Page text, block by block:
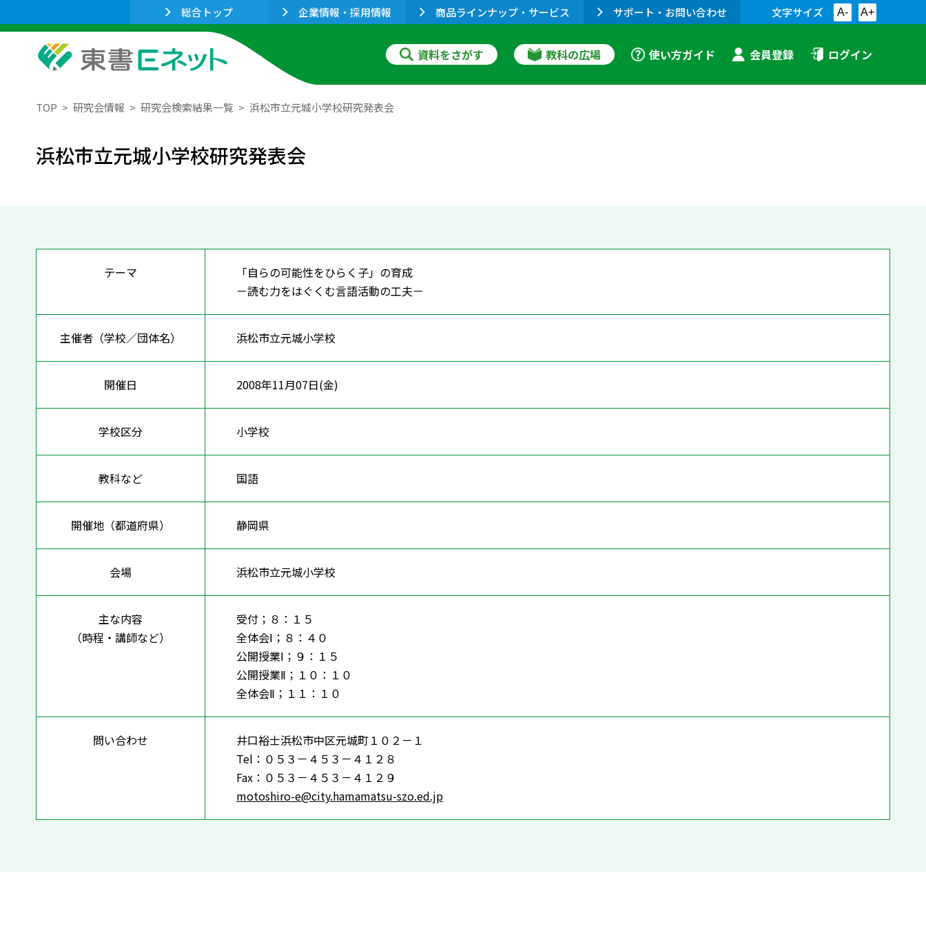
総合トップ 企業情報・採用情報 商品ラインナップ・サービス サポート・お問い合わせ 文字サイズ A- A+
資料をさがす 教科の広場 使い方ガイド 会員登録 ログイン
TOP 研究会情報 研究会検索結果一覧 浜松市立元城小学校研究発表会
浜松市立元城小学校研究発表会
テーマ
「自らの可能性をひらく子」の育成
－読む力をはぐくむ言語活動の工夫－
主催者（学校／団体名） 浜松市立元城小学校
開催日 2008年11月07日(金)
学校区分 小学校
教科など 国語
開催地（都道府県） 静岡県
会場 浜松市立元城小学校
主な内容
（時程・講師など）
受付；８：１５
全体会Ⅰ；８：４０
公開授業Ⅰ；９：１５
公開授業Ⅱ；１０：１０
全体会Ⅱ；１１：１０
問い合わせ
井口裕士浜松市中区元城町１０２－１
Tel：０５３－４５３－４１２８
Fax：０５３－４５３－４１２９
motoshiro-e@city.hamamatsu-szo.ed.jp